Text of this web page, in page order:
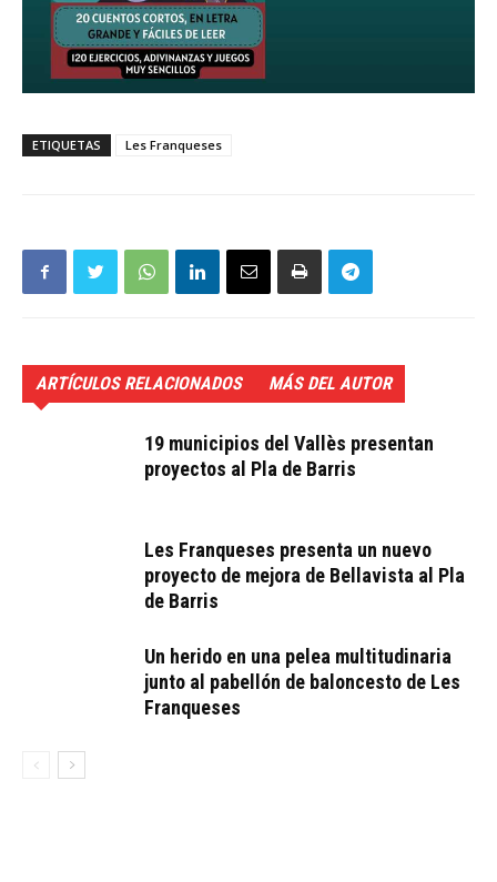
ETIQUETAS Les Franqueses
ARTÍCULOS RELACIONADOS MÁS DEL AUTOR
19 municipios del Vallès presentan
proyectos al Pla de Barris
Les Franqueses presenta un nuevo
proyecto de mejora de Bellavista al Pla
de Barris
Un herido en una pelea multitudinaria
junto al pabellón de baloncesto de Les
Franqueses